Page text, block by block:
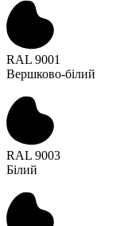
RAL 9001
Вершково-білий
RAL 9003
Білий